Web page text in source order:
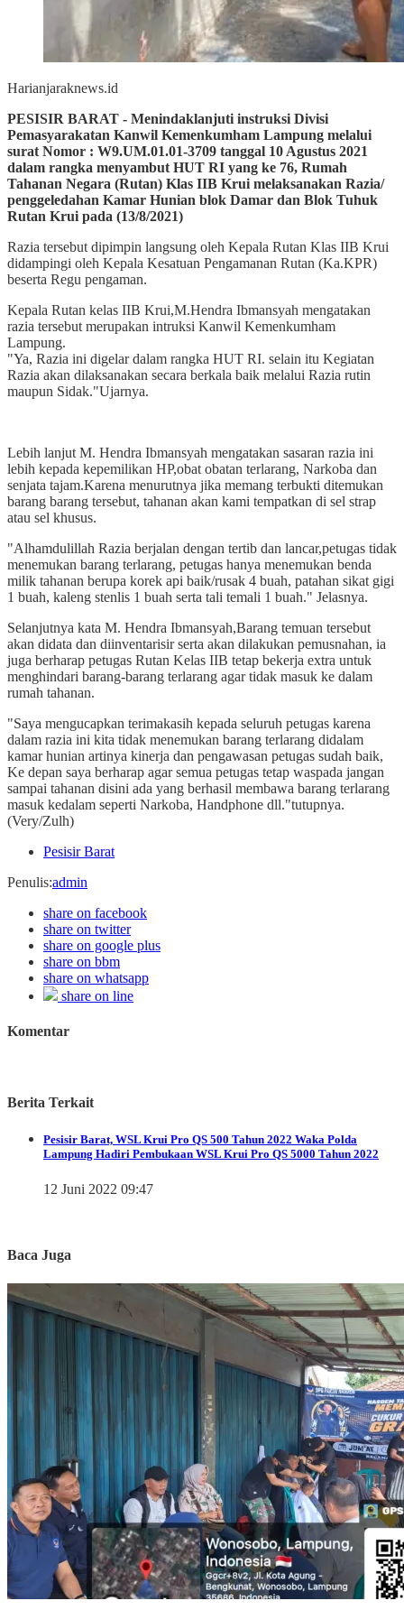
Harianjaraknews.id
PESISIR BARAT - Menindaklanjuti instruksi Divisi
Pemasyarakatan Kanwil Kemenkumham Lampung melalui
surat Nomor : W9.UM.01.01-3709 tanggal 10 Agustus 2021
dalam rangka menyambut HUT RI yang ke 76, Rumah
Tahanan Negara (Rutan) Klas IIB Krui melaksanakan Razia/
penggeledahan Kamar Hunian blok Damar dan Blok Tuhuk
Rutan Krui pada (13/8/2021)
Razia tersebut dipimpin langsung oleh Kepala Rutan Klas IIB Krui
didampingi oleh Kepala Kesatuan Pengamanan Rutan (Ka.KPR)
beserta Regu pengaman.
Kepala Rutan kelas IIB Krui,M.Hendra Ibmansyah mengatakan
razia tersebut merupakan intruksi Kanwil Kemenkumham
Lampung.
"Ya, Razia ini digelar dalam rangka HUT RI. selain itu Kegiatan
Razia akan dilaksanakan secara berkala baik melalui Razia rutin
maupun Sidak."Ujarnya.
Lebih lanjut M. Hendra Ibmansyah mengatakan sasaran razia ini
lebih kepada kepemilikan HP,obat obatan terlarang, Narkoba dan
senjata tajam.Karena menurutnya jika memang terbukti ditemukan
barang barang tersebut, tahanan akan kami tempatkan di sel strap
atau sel khusus.
"Alhamdulillah Razia berjalan dengan tertib dan lancar,petugas tidak
menemukan barang terlarang, petugas hanya menemukan benda
milik tahanan berupa korek api baik/rusak 4 buah, patahan sikat gigi
1 buah, kaleng stenlis 1 buah serta tali temali 1 buah." Jelasnya.
Selanjutnya kata M. Hendra Ibmansyah,Barang temuan tersebut
akan didata dan diinventarisir serta akan dilakukan pemusnahan, ia
juga berharap petugas Rutan Kelas IIB tetap bekerja extra untuk
menghindari barang-barang terlarang agar tidak masuk ke dalam
rumah tahanan.
"Saya mengucapkan terimakasih kepada seluruh petugas karena
dalam razia ini kita tidak menemukan barang terlarang didalam
kamar hunian artinya kinerja dan pengawasan petugas sudah baik,
Ke depan saya berharap agar semua petugas tetap waspada jangan
sampai tahanan disini ada yang berhasil membawa barang terlarang
masuk kedalam seperti Narkoba, Handphone dll."tutupnya.
(Very/Zulh)
Pesisir Barat
Penulis:admin
share on facebook
share on twitter
share on google plus
share on bbm
share on whatsapp
share on line
Komentar
Berita Terkait
Pesisir Barat, WSL Krui Pro QS 500 Tahun 2022 Waka Polda
Lampung Hadiri Pembukaan WSL Krui Pro QS 5000 Tahun 2022
12 Juni 2022 09:47
Baca Juga